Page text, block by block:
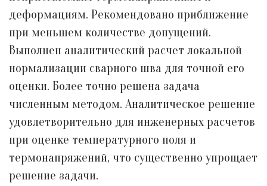
деформациям. Рекомендовано приближение
при меньшем количестве допущений.
Выполнен аналитический расчет локальной
нормализации сварного шва для точной его
оценки. Более точно решена задача
численным методом. Аналитическое решение
удовлетворительно для инженерных расчетов
при оценке температурного поля и
термонапряжений, что существенно упрощает
решение задачи.